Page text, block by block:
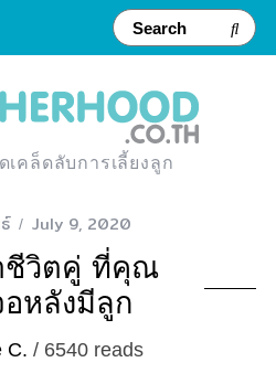
คล็ดลับการเลี้ยงลูก
July 9, 2020
วิตคู่ ที่คุณ
อหลังมีลูก
C. / 6540 reads